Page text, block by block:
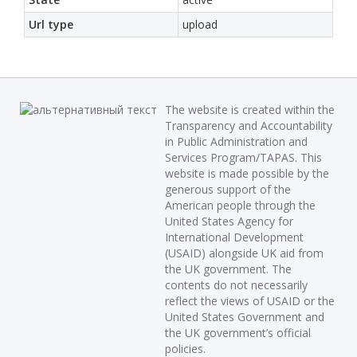
Url type
upload
The website is created within the
Transparency and Accountability
in Public Administration and
Services Program/TAPAS. This
website is made possible by the
generous support of the
American people through the
United States Agency for
International Development
(USAID) alongside UK aid from
the UK government. The
contents do not necessarily
reflect the views of USAID or the
United States Government and
the UK government’s official
policies.